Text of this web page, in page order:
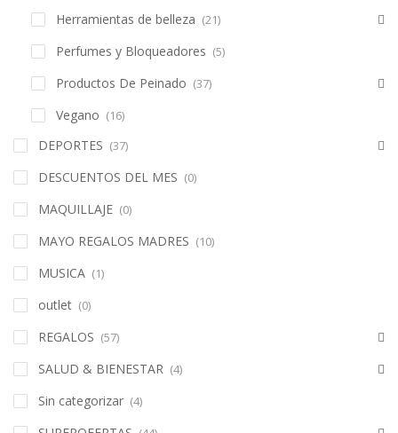
TAMAÑO VIAJERO (6)
Tratamiento Mascarilla (130)
Cuidado Personal (2)
Herramientas de belleza
Perfumes y Bloqueadores
Productos De Peinado (37)
Vegano (16)
DEPORTES (37)
DESCUENTOS DEL MES
MAQUILLAJE
MAYO REGALOS MADRES
MUSICA (1)
outlet (0)